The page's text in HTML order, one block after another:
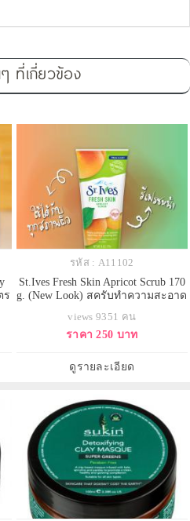
ที่เกี่ยวข้อง
ร
รหัส : A11102
St.Ives Fresh Skin Apricot Scrub 170
g. (New Look) สครับทำความสะอาด
ผลแอปริคอต ทำความสะอาดผิวหน้า
ได้อย่างล้ำลึก ช่วยผลัดเซลล์ผิว เผย
ช่วยขจัดสิ่งสกปรกที่อุดตันรูขุมขน
views 9351 คน
ราคา 250 บาท
ดูรายละเอียด